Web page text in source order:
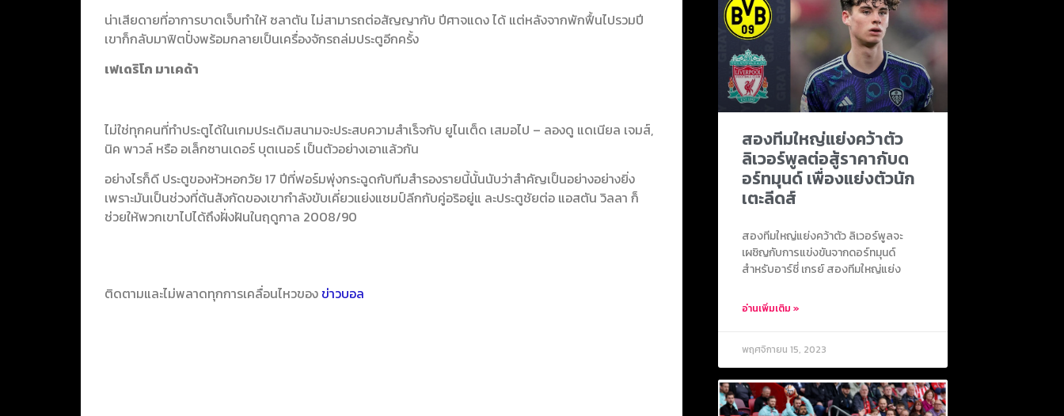
น่าเสียดายที่อาการบาดเจ็บทำให้ ซลาตัน ไม่สามารถต่อสัญญากับ ปีศาจแดง ได้ แต่หลังจากพักฟื้นไปรวมปี
เขาก็กลับมาฟิตปั๋งพร้อมกลายเป็นเครื่องจักรถล่มประตูอีกครั้ง
เฟเดริโก มาเคด้า
ไม่ใช่ทุกคนที่ทำประตูได้ในเกมประเดิมสนามจะประสบความสำเร็จกับ ยูไนเต็ด เสมอไป – ลองดู แดเนียล เจมส์,
นิค พาวล์ หรือ อเล็กซานเดอร์ บุตเนอร์ เป็นตัวอย่างเอาแล้วกัน
อย่างไรก็ดี ประตูของหัวหอกวัย 17 ปีที่ฟอร์มพุ่งกระฉูดกับทีมสำรองรายนี้นั้นนับว่าสำคัญเป็นอย่างอย่างยิ่ง
เพราะมันเป็นช่วงที่ต้นสังกัดของเขากำลังขับเคี่ยวแย่งแชมป์ลีกกับคู่อริอยู่แ ละประตูชัยต่อ แอสตัน วิลลา ก็
ช่วยให้พวกเขาไปได้ถึงฝั่งฝันในฤดูกาล 2008/90
ติดตามและไม่พลาดทุกการเคลื่อนไหวของ ข่าวบอล
สองทีมใหญ่แย่งคว้าตัว
ลิเวอร์พูลต่อสู้ราคากับด
อร์ทมุนด์ เพื่องแย่งตัวนัก
เตะลีดส์
สองทีมใหญ่แย่งคว้าตัว ลิเวอร์พูลจะ
เผชิญกับการแข่งขันจากดอร์ทมุนด์
สำหรับอาร์ชี่ เกรย์ สองทีมใหญ่แย่ง
อ่านเพิ่มเติม »
พฤศจิกายน 15, 2023